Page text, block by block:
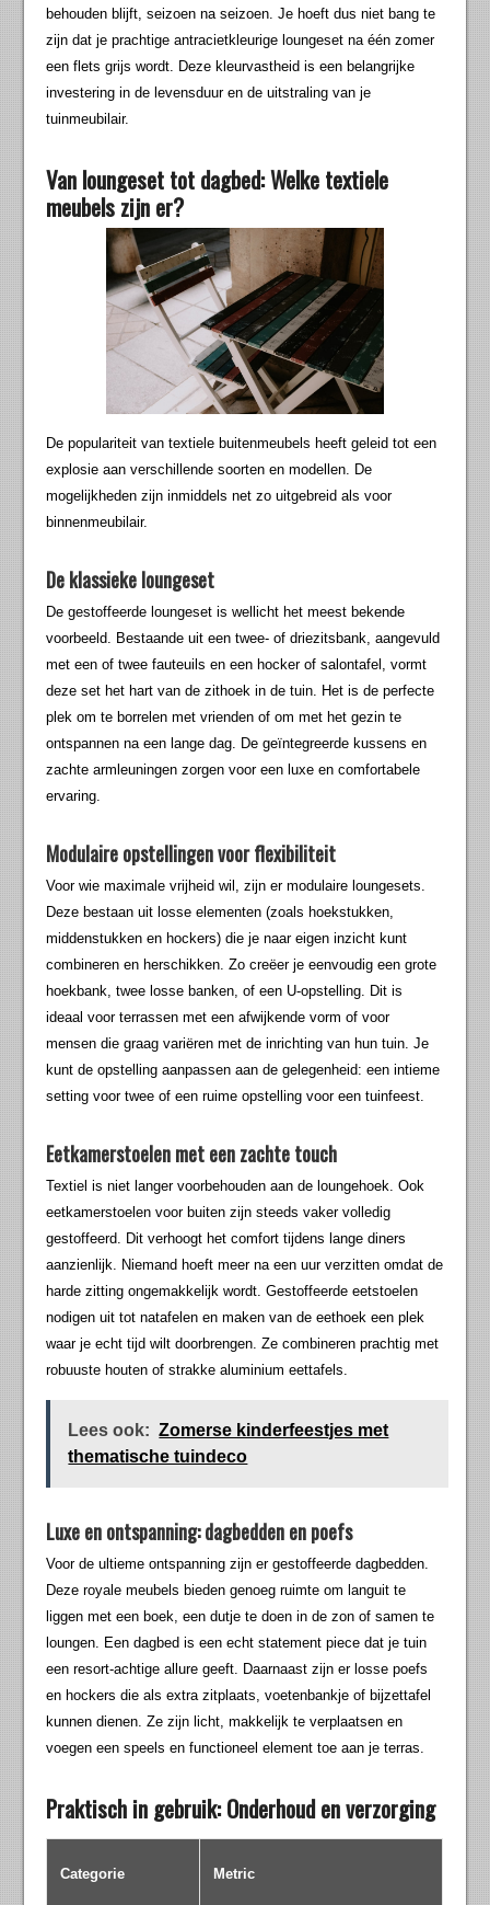
behouden blijft, seizoen na seizoen. Je hoeft dus niet bang te
zijn dat je prachtige antracietkleurige loungeset na één zomer
een flets grijs wordt. Deze kleurvastheid is een belangrijke
investering in de levensduur en de uitstraling van je
tuinmeubilair.
Van loungeset tot dagbed: Welke textiele
meubels zijn er?
De populariteit van textiele buitenmeubels heeft geleid tot een
explosie aan verschillende soorten en modellen. De
mogelijkheden zijn inmiddels net zo uitgebreid als voor
binnenmeubilair.
De klassieke loungeset
De gestoffeerde loungeset is wellicht het meest bekende
voorbeeld. Bestaande uit een twee- of driezitsbank, aangevuld
met een of twee fauteuils en een hocker of salontafel, vormt
deze set het hart van de zithoek in de tuin. Het is de perfecte
plek om te borrelen met vrienden of om met het gezin te
ontspannen na een lange dag. De geïntegreerde kussens en
zachte armleuningen zorgen voor een luxe en comfortabele
ervaring.
Modulaire opstellingen voor flexibiliteit
Voor wie maximale vrijheid wil, zijn er modulaire loungesets.
Deze bestaan uit losse elementen (zoals hoekstukken,
middenstukken en hockers) die je naar eigen inzicht kunt
combineren en herschikken. Zo creëer je eenvoudig een grote
hoekbank, twee losse banken, of een U-opstelling. Dit is
ideaal voor terrassen met een afwijkende vorm of voor
mensen die graag variëren met de inrichting van hun tuin. Je
kunt de opstelling aanpassen aan de gelegenheid: een intieme
setting voor twee of een ruime opstelling voor een tuinfeest.
Eetkamerstoelen met een zachte touch
Textiel is niet langer voorbehouden aan de loungehoek. Ook
eetkamerstoelen voor buiten zijn steeds vaker volledig
gestoffeerd. Dit verhoogt het comfort tijdens lange diners
aanzienlijk. Niemand hoeft meer na een uur verzitten omdat de
harde zitting ongemakkelijk wordt. Gestoffeerde eetstoelen
nodigen uit tot natafelen en maken van de eethoek een plek
waar je echt tijd wilt doorbrengen. Ze combineren prachtig met
robuuste houten of strakke aluminium eettafels.
Lees ook: Zomerse kinderfeestjes met
thematische tuindeco
Luxe en ontspanning: dagbedden en poefs
Voor de ultieme ontspanning zijn er gestoffeerde dagbedden.
Deze royale meubels bieden genoeg ruimte om languit te
liggen met een boek, een dutje te doen in de zon of samen te
loungen. Een dagbed is een echt statement piece dat je tuin
een resort-achtige allure geeft. Daarnaast zijn er losse poefs
en hockers die als extra zitplaats, voetenbankje of bijzettafel
kunnen dienen. Ze zijn licht, makkelijk te verplaatsen en
voegen een speels en functioneel element toe aan je terras.
Praktisch in gebruik: Onderhoud en verzorging
Categorie Metric